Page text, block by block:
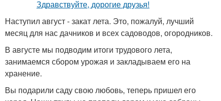
Наступил август - закат лета. Это, пожалуй, лучший
месяц для нас дачников и всех садоводов, огородников.
В августе мы подводим итоги трудового лета,
занимаемся сбором урожая и закладываем его на
хранение.
Вы подарили саду свою любовь, теперь пришел его